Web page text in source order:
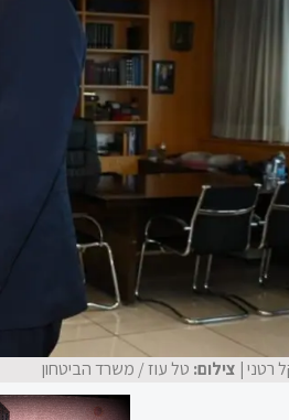
רטני| צילום: טל עוז / משרד הביטחון